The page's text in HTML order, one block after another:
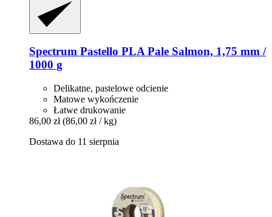
Spectrum Pastello PLA Pale Salmon, 1,75 mm /
1000 g
Delikatne, pastelowe odcienie
Matowe wykończenie
Łatwe drukowanie
86,00 zł (86,00 zł / kg)
Dostawa do 11 sierpnia